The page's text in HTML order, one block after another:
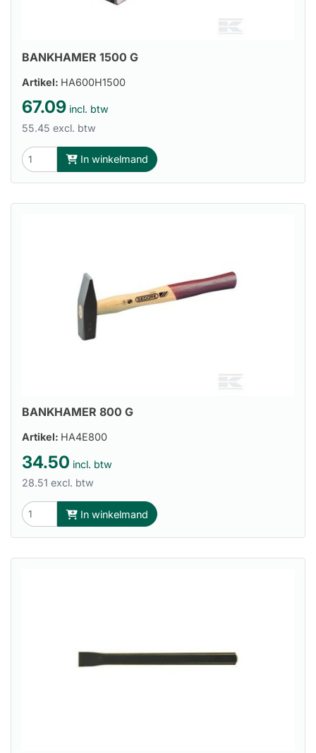
BANKHAMER 1500 G
Artikel: HA600H1500
67.09 incl. btw
55.45 excl. btw
In winkelmand
BANKHAMER 800 G
Artikel: HA4E800
34.50 incl. btw
28.51 excl. btw
In winkelmand